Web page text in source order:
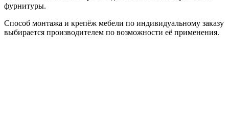
фурнитуры.
Способ монтажа и крепёж мебели по индивидуальному заказу
выбирается производителем по возможности её применения.